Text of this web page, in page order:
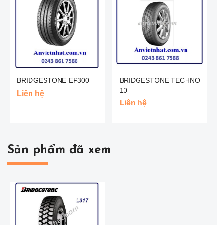
BRIDGESTONE EP300
Liên hệ
BRIDGESTONE TECHNO
10
Liên hệ
Sản phẩm đã xem